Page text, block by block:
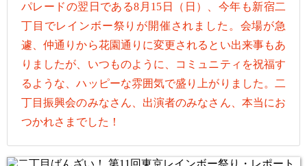
パレードの翌日である8月15日（日）、今年も新宿二
丁目でレインボー祭りが開催されました。会場が急
遽、仲通りから花園通りに変更されるとい出来事もあ
りましたが、いつものように、コミュニティを祝福す
るような、ハッピーな雰囲気で盛り上がりました。二
丁目振興会のみなさん、出演者のみなさん、本当にお
つかれさまでした！